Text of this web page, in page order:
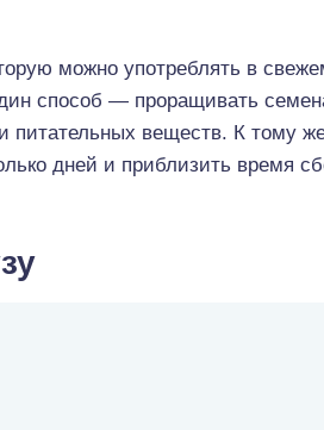
можно употреблять в
способ — проращивать
питательных веществ. К тому
дней и приблизить время